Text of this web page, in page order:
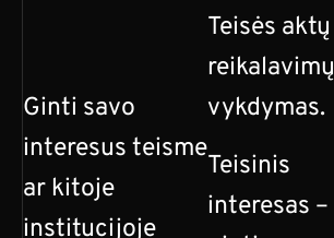
Ginti savo
interesus teisme
ar kitoje
institucijoje
Teisės aktų
reikalavimų
vykdymas.
Teisinis
interesas –